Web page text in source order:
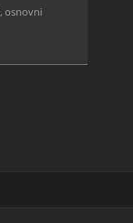
,osnovni